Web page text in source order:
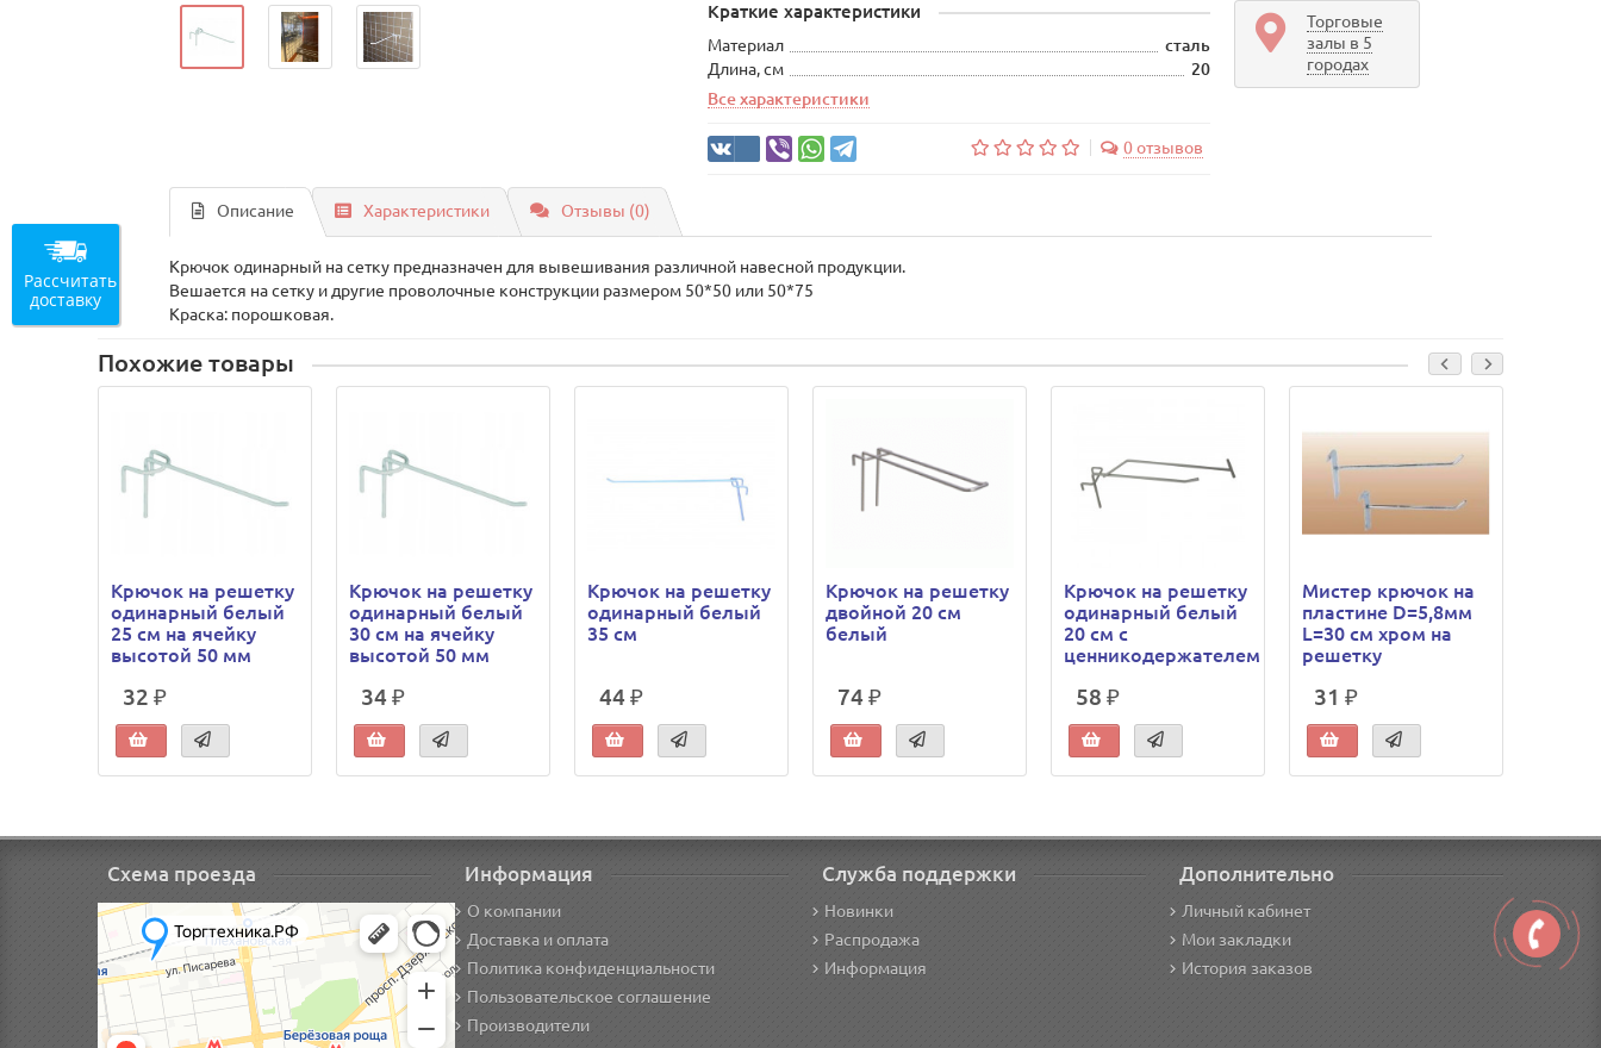
Краткие характеристики
Материал
сталь
Длина, см
20
Все характеристики
0 отзывов
Торговые
залы в 5
городах
Описание Характеристики Отзывы (0)
Крючок одинарный на сетку предназначен для вывешивания различной навесной продукции.
Вешается на сетку и другие проволочные конструкции размером 50*50 или 50*75
Краска: порошковая.
Похожие товары
Крючок на решетку
одинарный белый
25 см на ячейку
высотой 50 мм
32 ₽
Крючок на решетку
одинарный белый
30 см на ячейку
высотой 50 мм
34 ₽
Крючок на решетку
одинарный белый
35 см
44 ₽
Крючок на решетку
двойной 20 см
белый
74 ₽
Крючок на решетку
одинарный белый
20 см с
ценникодержателем
58 ₽
Мистер крючок на
пластине D=5,8мм
L=30 см хром на
решетку
31 ₽
Схема проезда Информация
О компании
Доставка и оплата
Политика конфиденциальности
Пользовательское соглашение
Производители
Служба поддержки
Новинки
Распродажа
Информация
Дополнительно
Личный кабинет
Мои закладки
История заказов
Рассчитать
доставку